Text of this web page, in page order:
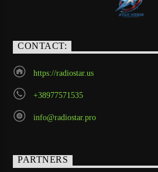
CONTACT:
https://radiostar.us
+38977571535
info@radiostar.pro
PARTNERS